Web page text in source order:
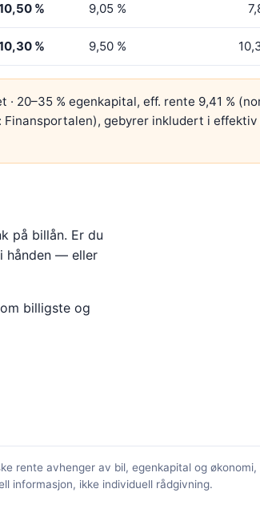
% 9,05 %
% 9,50 %
· 20–35 % egenkapital, eff. rente 9,41 %
gebyrer inkludert i effektiv
på billån. Er du
hånden — eller
billigste og
rente avhenger av bil, egenkapital og økonomi,
informasjon, ikke individuell rådgivning.